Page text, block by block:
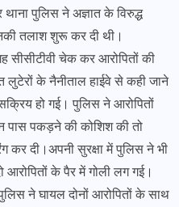
पुलिस ने अज्ञात के विरुद्ध
तलाश शुरू कर दी थी।
चेक कर आरोपितों की
लुटेरों के नैनीताल हाईवे से कही जाने
हो गई। पुलिस ने आरोपितों
पास पकड़ने की कोशिश की तो
कर दी।अपनी सुरक्षा में पुलिस ने भी
आरोपितों के पैर में गोली लग गई।
ने घायल दोनों आरोपितों के साथ